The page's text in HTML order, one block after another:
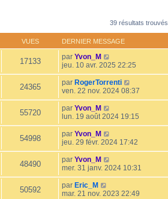
39 résultats trouvés
VUES DERNIER MESSAGE
17133 par Yvon_M
jeu. 10 avr. 2025 22:25
24365 par RogerTorrenti
ven. 22 nov. 2024 08:37
55720 par Yvon_M
lun. 19 août 2024 19:15
54998 par Yvon_M
jeu. 29 févr. 2024 17:42
48490 par Yvon_M
mer. 31 janv. 2024 10:31
50592 par Eric_M
mar. 21 nov. 2023 22:49